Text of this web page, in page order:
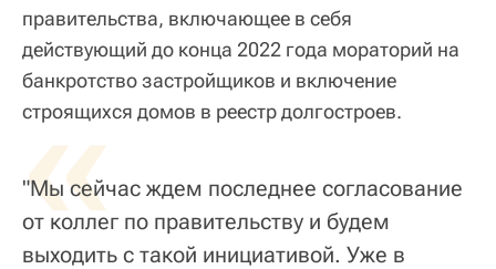
правительства, включающее в себя
действующий до конца 2022 года мораторий на
банкротство застройщиков и включение
строящихся домов в реестр долгостроев.
«
"Мы сейчас ждем последнее согласование
от коллег по правительству и будем
выходить с такой инициативой. Уже в